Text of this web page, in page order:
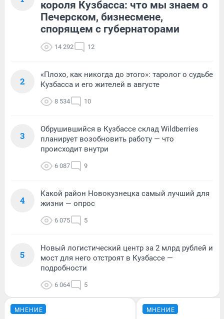
короля Кузбасса: что мы знаем о
Печерском, бизнесмене,
спорящем с губернаторами
14 292 12
2
«Плохо, как никогда до этого»: таролог о судьбе
Кузбасса и его жителей в августе
8 534 10
3
Обрушившийся в Кузбассе склад Wildberries
планирует возобновить работу — что
происходит внутри
6 087 9
4
Какой район Новокузнецка самый лучший для
жизни — опрос
6 075 5
5
Новый логистический центр за 2 млрд рублей и
мост для него отстроят в Кузбассе —
подробности
6 064 5
МНЕНИЕ МНЕНИЕ